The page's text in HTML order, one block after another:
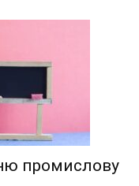
промислову